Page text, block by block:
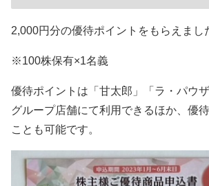
2,000円分の優待ポイントをもらえまし
※100株保有×1名義
優待ポイントは「甘太郎」「ラ・パウ
グループ店舗にて利用できるほか、優
ことも可能です。